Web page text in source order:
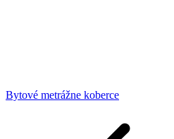
Bytové metrážne koberce